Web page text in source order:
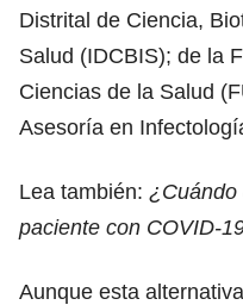
Distrital de Ciencia,
Salud (IDCBIS); de la
Ciencias de la Salud
Asesoría en
Lea también: ¿Cuándo
paciente con COVID-
Aunque esta